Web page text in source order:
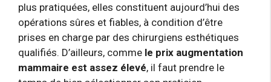
plus pratiquées, elles constituent aujourd’hui des
opérations sûres et fiables, à condition d’être
prises en charge par des chirurgiens esthétiques
qualifiés. D’ailleurs, comme le prix augmentation
mammaire est assez élevé, il faut prendre le